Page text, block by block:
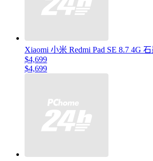
Xiaomi 小米 Redmi Pad SE 8.7 4G
$4,699
$4,699